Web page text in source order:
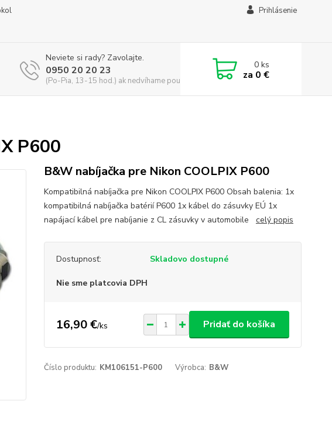
Prihlásenie
Neviete si rady? Zavolajte.
0950 20 20 23
(Po-Pia, 13-15 hod.) ak nedvíhame použite CHATBOX
0ks
za 0 €
P600
B&W nabíjačka pre Nikon COOLPIX P600
Kompatibilná nabíjačka pre Nikon COOLPIX P600 Obsah balenia: 1x
kompatibilná nabíjačka batérií P600 1x kábel do zásuvky EÚ 1x
napájací kábel pre nabíjanie z CL zásuvky v automobile celý popis
Dostupnosť: Skladovo dostupné
Nie sme platcovia DPH
16,90 €/ks Pridať do košíka
Číslo produktu: KM106151-P600 Výrobca: B&W